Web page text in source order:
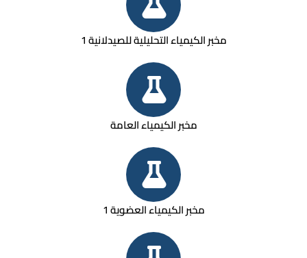
مخبر الكيمياء التحليلية للصيدلانية 1
مخبر الكيمياء العامة
مخبر الكيمياء العضوية 1